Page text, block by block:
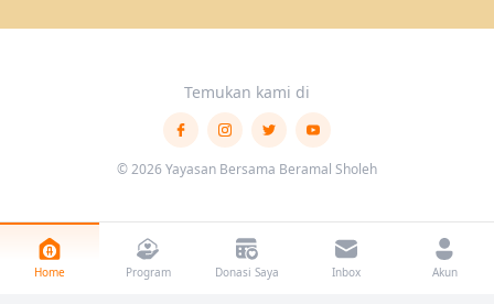
Temukan kami di
FacebookInstagram
TwitterYoutube
© 2026Yayasan Bersama Beramal Sholeh
Home Program Donasi Saya Inbox Akun